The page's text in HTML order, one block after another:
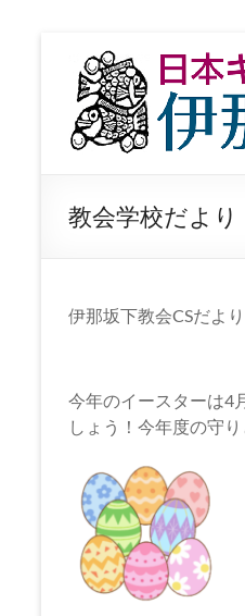
日
本
キ
リ
ス
教
伊
那
坂
下
教
教会学校だよ
伊那坂下教会CSだよ
今年のイースターは4
しょう！今年度の守